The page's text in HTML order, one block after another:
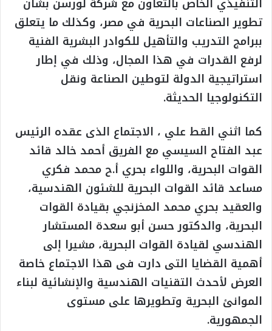
تطوير الصناعات البحرية في مصر، وكذلك ما يتعلق
ببرامج التدريب والتأهيل للكوادر البشرية الفنية
لرفع القدرات في هذا المجال، وذلك في إطار
استراتيجية الدولة لتوطين الصناعة ونقل
التكنولوجيا الحديثة.
كما اثني القط علي ، الاجتماع الذى عقده الرئيس
عبد الفتاح السيسي مع الفريق أحمد خالد قائد
القوات البحرية، واللواء بحري أ.ح محمد فكري
مساعد قائد القوات البحرية للشئون الهندسية،
والعقيد بحري محمد المخزنجي بقيادة القوات
البحرية، والدكتور حسن أبو سعدة المستشار
الهندسي لقيادة القوات البحرية، مشيرا إلى
أهمية القضايا التى دارت فى هذا الاجتماع خاصة
العرض لأحدث التقنيات الهندسية والإنشائية لبناء
الموانئ البحرية وتطويرها على مستوى
الجمهورية.